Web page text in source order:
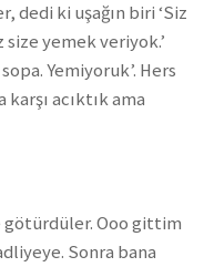
dedi ki uşağın biri ‘Siz
size yemek veriyok.’
Yemiyoruk’. Hers
acıktık ama
götürdüler. Ooo gittim
Sonra bana